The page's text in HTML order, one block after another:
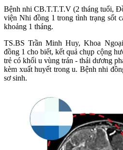
Bệnh nhi CB.T.T.T.V (2 tháng tuổi,
viện Nhi đồng 1 trong tình trạng sốt
khoảng 1 tháng.
TS.BS Trần Minh Huy, Khoa
đồng 1 cho biết, kết quả chụp cộng
trẻ có khối u vùng trán - thái dương
kèm xuất huyết trong u. Bệnh nhi
sơ sinh.